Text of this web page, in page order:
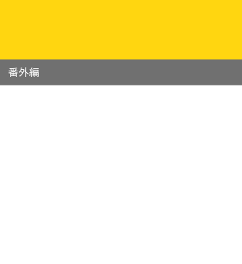
番外編